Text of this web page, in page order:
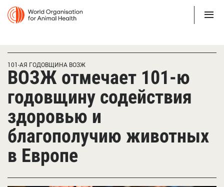
101-АЯ ГОДОВЩИНА ВОЗЖ
ВОЗЖ отмечает 101-ю
годовщину содействия
здоровью и
благополучию животных
в Европе